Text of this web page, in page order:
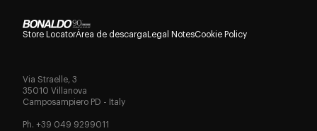
Store LocatorÁrea de descargaLegal NotesCookie Policy
Via Straelle, 3
35010 Villanova
Camposampiero PD - Italy
Ph. +39 049 9299011